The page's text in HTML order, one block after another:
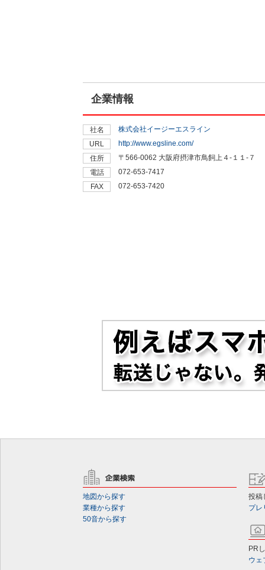
企業情報
社名
株式会社イージーエスライン
URL
http://www.egsline.com/
住所
〒566-0062 大阪府摂津市鳥飼上４-１１-７
電話
072-653-7417
FAX
072-653-7420
地図から探す
業種から探す
50音から探す
投稿
プレ
PR
ウェ